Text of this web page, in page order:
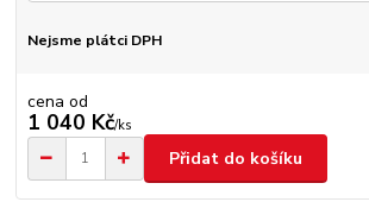
Nejsme plátci DPH
cena od
1 040 Kč/ks
Přidat do košíku